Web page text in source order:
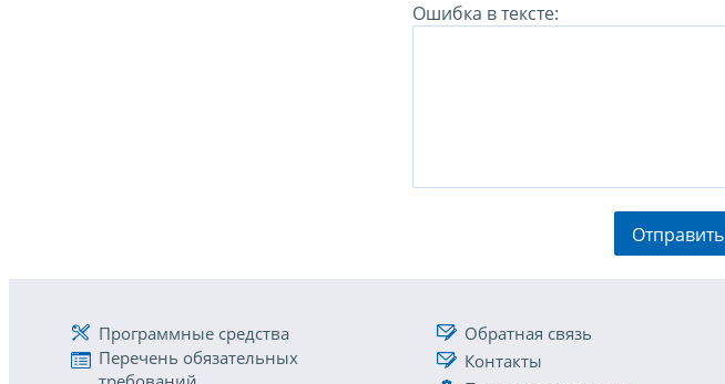
Ошибка в тексте:
Отправить
Программные средства
Перечень обязательных
Обратная связь
Контакты